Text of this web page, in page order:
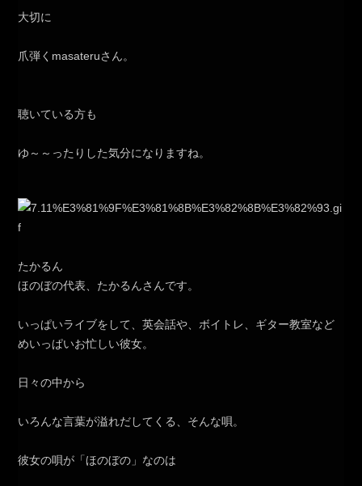
大切に
爪弾くmasateruさん。
聴いている方も
ゆ～～ったりした気分になりますね。
たかるん
ほのぼの代表、たかるんさんです。
いっぱいライブをして、英会話や、ボイトレ、ギター教室など
めいっぱいお忙しい彼女。
日々の中から
いろんな言葉が溢れだしてくる、そんな唄。
彼女の唄が「ほのぼの」なのは